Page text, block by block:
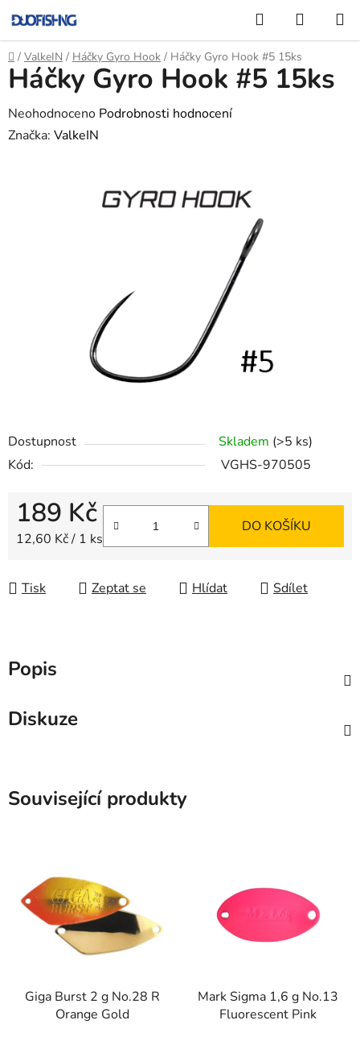
na
obsah
Hledat
KOŠÍK
Domů
/ ValkeIN / Háčky Gyro Hook / Háčky Gyro Hook #5 15ks
Dostupnost Skladem (>5 ks)
Kód:
VGHS-970505
189 Kč
Měrná cena:
12,60 Kč / 1 ks
DO KOŠÍKU
Tisk Zeptat se Hlídat Sdílet
Háčky Gyro Hook #5 15ks
Průměrné
hodnocení
Neohodnoceno Podrobnosti hodnocení
Značka: ValkeIN
Popis
Diskuze
Související produkty
Giga Burst 2 g No.28 R
Orange Gold
Mark Sigma 1,6 g No.13
Fluorescent Pink